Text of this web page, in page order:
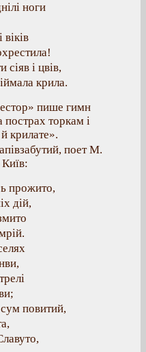
ноги
і цвів,
крила.
пише гимн
пострах торкам і
крилате».
поет М.
прожито,
дій,
повитий,